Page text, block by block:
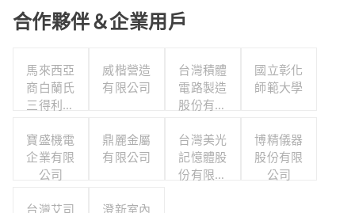
合作夥伴＆企業用戶
馬來西亞
商白蘭氏
三得利股
司台灣分
公司
威楷營造
有限公司
台灣積體
電路製造
股份有限
國立彰化
師範大學
寶盛機電
企業有限
公司
鼎麗金屬
有限公司
台灣美光
記憶體股
份有限公
博精儀器
股份有限
公司
台灣艾司
澄新室內